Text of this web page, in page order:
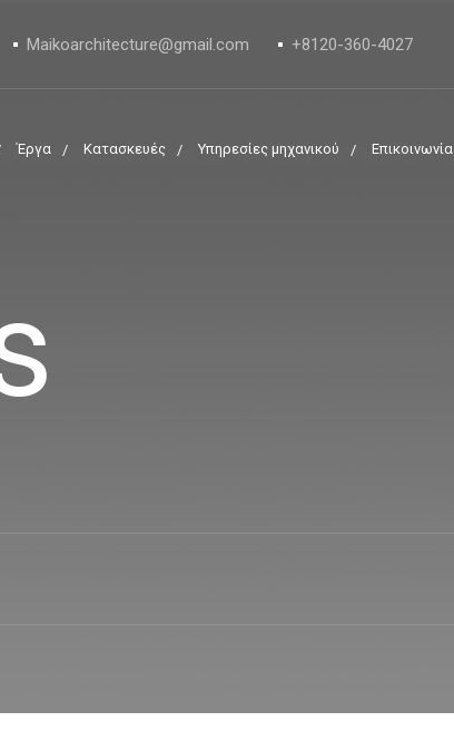
Maikoarchitecture@gmail.com +8120-360-4027
Έργα Κατασκευές Υπηρεσίες μηχανικού Επικοινωνία